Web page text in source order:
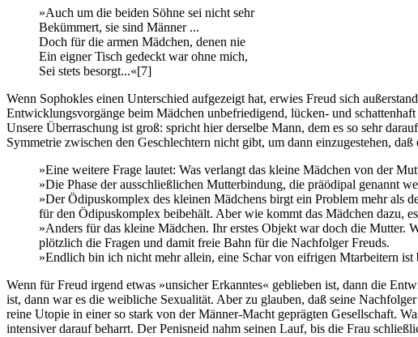
»Auch um die beiden Söhne sei nicht sehr
Bekümmert, sie sind Männer ...
Doch für die armen Mädchen, denen nie
Ein eigner Tisch gedeckt war ohne mich,
Sei stets besorgt...«[7]
Wenn Sophokles einen Unterschied aufgezeigt hat, erwies Freud sich
Entwicklungsvorgänge beim Mädchen unbefriedigend, lücken- und schattenhaft
Unsere Überraschung ist groß: spricht hier derselbe Mann, dem es so sehr
Symmetrie zwischen den Geschlechtern nicht gibt, um dann einzugestehen,
»Eine weitere Frage lautet: Was verlangt das kleine Mädchen von der
»Die Phase der ausschließlichen Mutterbindung, die präödipal genannt
»Der Ödipuskomplex des kleinen Mädchens birgt ein Problem mehr als
für den Ödipuskomplex beibehält. Aber wie kommt das Mädchen dazu,
»Anders für das kleine Mädchen. Ihr erstes Objekt war doch die Mutter.
plötzlich die Fragen und damit freie Bahn für die Nachfolger Freuds.
»Endlich bin ich nicht mehr allein, eine Schar von eifrigen Mtarbeitern
Wenn für Freud irgend etwas »unsicher Erkanntes« geblieben ist, dann die
ist, dann war es die weibliche Sexualität. Aber zu glauben, daß seine
reine Utopie in einer so stark von der Männer-Macht geprägten Gesellschaft.
intensiver darauf beharrt. Der Penisneid nahm seinen Lauf, bis die Frau